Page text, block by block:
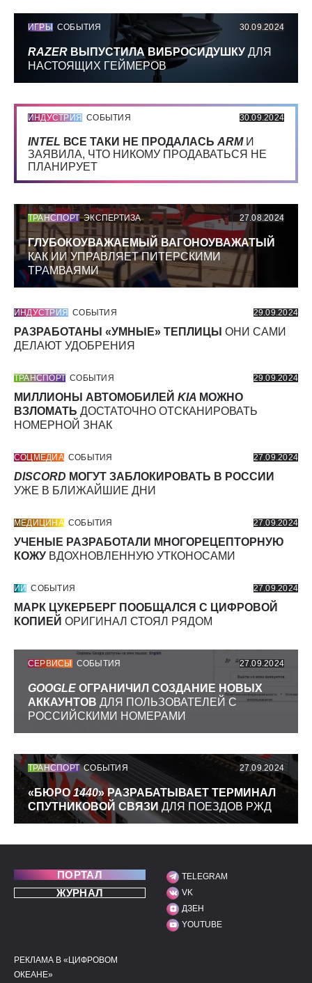
ИГРЫ СОБЫТИЯ 30.09.2024
RAZER ВЫПУСТИЛА ВИБРОСИДУШКУ ДЛЯ
НАСТОЯЩИХ ГЕЙМЕРОВ
ИНДУСТРИЯ СОБЫТИЯ 30.09.2024
INTEL ВСЕ ТАКИ НЕ ПРОДАЛАСЬ ARMИ
ЗАЯВИЛА, ЧТО НИКОМУ ПРОДАВАТЬСЯ НЕ
ПЛАНИРУЕТ
ТРАНСПОРТ ЭКСПЕРТИЗА 27.08.2024
ГЛУБОКОУВАЖАЕМЫЙ ВАГОНОУВАЖАТЫЙ
КАК ИИ УПРАВЛЯЕТ ПИТЕРСКИМИ
ТРАМВАЯМИ
ИНДУСТРИЯ СОБЫТИЯ 29.09.2024
РАЗРАБОТАНЫ «УМНЫЕ» ТЕПЛИЦЫ ОНИ САМИ
ДЕЛАЮТ УДОБРЕНИЯ
ТРАНСПОРТ СОБЫТИЯ 29.09.2024
МИЛЛИОНЫ АВТОМОБИЛЕЙ KIA МОЖНО
ВЗЛОМАТЬ ДОСТАТОЧНО ОТСКАНИРОВАТЬ
НОМЕРНОЙ ЗНАК
СОЦМЕДИА СОБЫТИЯ 27.09.2024
DISCORD МОГУТ ЗАБЛОКИРОВАТЬ В РОССИИ
УЖЕ В БЛИЖАЙШИЕ ДНИ
МЕДИЦИНА СОБЫТИЯ 27.09.2024
УЧЕНЫЕ РАЗРАБОТАЛИ МНОГОРЕЦЕПТОРНУЮ
КОЖУ ВДОХНОВЛЕННУЮ УТКОНОСАМИ
ИИ СОБЫТИЯ 27.09.2024
МАРК ЦУКЕРБЕРГ ПООБЩАЛСЯ С ЦИФРОВОЙ
КОПИЕЙ ОРИГИНАЛ СТОЯЛ РЯДОМ
СЕРВИСЫ СОБЫТИЯ 27.09.2024
GOOGLE ОГРАНИЧИЛ СОЗДАНИЕ НОВЫХ
АККАУНТОВ ДЛЯ ПОЛЬЗОВАТЕЛЕЙ С
РОССИЙСКИМИ НОМЕРАМИ
ТРАНСПОРТ СОБЫТИЯ 27.09.2024
«БЮРО1440» РАЗРАБАТЫВАЕТ ТЕРМИНАЛ
СПУТНИКОВОЙ СВЯЗИ ДЛЯ ПОЕЗДОВ РЖД
ПОРТАЛ
ЖУРНАЛ
МЫ В СОЦИАЛЬНЫХ
TELEGRAM
VK
ДЗЕН
YOUTUBE
ПОЛЕЗНЫЕ ССЫЛКИ
РЕКЛАМА В «ЦИФРОВОМ
ОКЕАНЕ»